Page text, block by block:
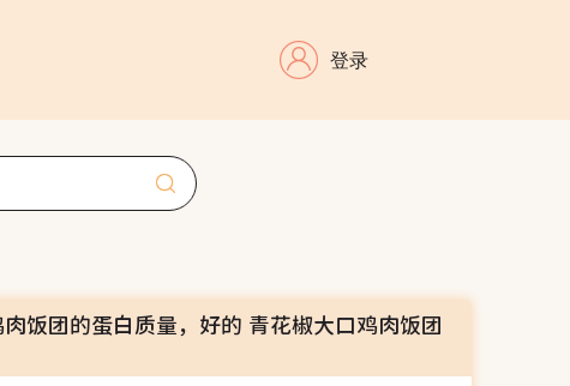
登录
饭团的蛋白质量，好的 青花椒大口鸡肉饭团